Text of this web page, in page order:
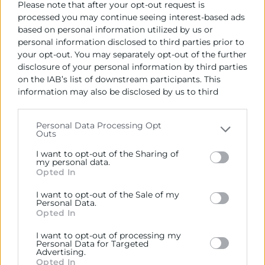
Please note that after your opt-out request is
processed you may continue seeing interest-based ads
based on personal information utilized by us or
personal information disclosed to third parties prior to
your opt-out. You may separately opt-out of the further
disclosure of your personal information by third parties
on the IAB’s list of downstream participants. This
information may also be disclosed by us to third
Please note that this website/app uses one or more
Google services and may gather and store information
including but not limited to your visit or usage
behaviour. You may click to grant or deny consent to
below specified purposes in below Google consent
section.
Personal Data Processing Opt
Outs
I want to opt-out of the Sharing of
my personal data.
Opted In
I want to opt-out of the Sale of my
Personal Data.
Opted In
I want to opt-out of processing my
Personal Data for Targeted
Advertising.
Opted In
facilita la financiación a las empresas valencianas,
apuesta por la creación de nuevas compañías y la
formación, apoya al pequeño comercio e impulsa la
internacionalización, ayudando a iniciarse a los que
no exportan y a consolidarse a los que ya mantienen
relaciones con el exterior. Para ello, se desarrollan
actividades como los encuentros empresariales con
jornadas técnicas y un ciclo de conferencias para
Balance 2023
Durante 2023, a través de este convenio de
colaboración, CaixaBank ha participado en 18
actividades empresariales con más de 400
participantes con un enfoque principal en la
internacionalización, ha participado en nueve visitas
de dignatarios, una acción de promoción exterior,